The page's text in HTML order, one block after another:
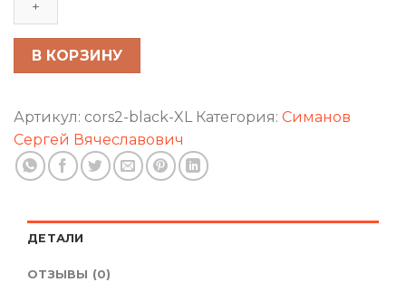
латексный
майка
В КОРЗИНУ
Артикул: cors2-black-XL Категория: Симанов
Сергей Вячеславович
ДЕТАЛИ
ОТЗЫВЫ (0)